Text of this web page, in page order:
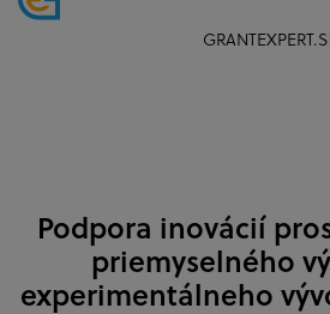
Podpora inovácií
priemyselného
experimentálneho